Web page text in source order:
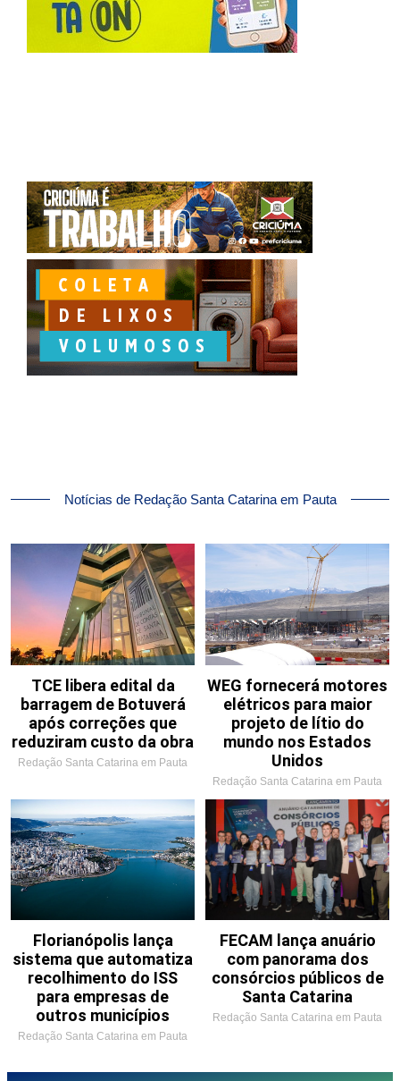
Notícias de Redação Santa Catarina em Pauta
TCE libera edital da
barragem de Botuverá
após correções que
reduziram custo da obra
Redação Santa Catarina em Pauta
WEG fornecerá motores
elétricos para maior
projeto de lítio do
mundo nos Estados
Unidos
Redação Santa Catarina em Pauta
Florianópolis lança
sistema que automatiza
recolhimento do ISS
para empresas de
outros municípios
Redação Santa Catarina em Pauta
FECAM lança anuário
com panorama dos
consórcios públicos de
Santa Catarina
Redação Santa Catarina em Pauta